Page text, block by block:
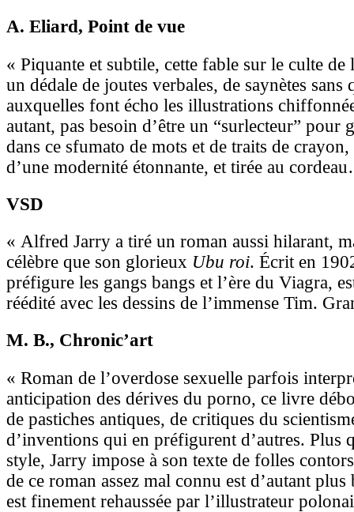
A. Eliard, Point de vue
« Piquante et subtile, cette fable sur le culte de
un dédale de joutes verbales, de saynètes sans
auxquelles font écho les illustrations
autant, pas besoin d’être un “surlecteur” pour
dans ce sfumato de mots et de traits de
d’une modernité étonnante, et tirée au
VSD
« Alfred Jarry a tiré un roman aussi hilarant,
célèbre que son glorieux Ubu roi. Écrit en
préfigure les gangs bangs et l’ère du Viagra,
réédité avec les dessins de l’immense Tim.
M. B., Chronic’art
« Roman de l’overdose sexuelle parfois
anticipation des dérives du porno, ce livre
de pastiches antiques, de critiques du
d’inventions qui en préfigurent d’autres. Plus
style, Jarry impose à son texte de folles
de ce roman assez mal connu est d’autant plus
est finement rehaussée par l’illustrateur